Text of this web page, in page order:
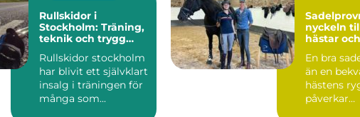
Rullskidor i
Stockholm: Träning,
teknik och trygg
Rullskidor stockholm
har blivit ett självklart
insalg i träningen för
många som...
nyckeln
hästar
En bra
än en
hästens
påverkar